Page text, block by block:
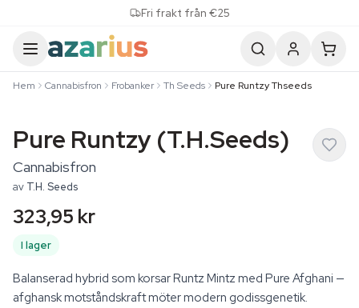
Fri frakt från €25
Hem Cannabisfron Frobanker Th Seeds Pure Runtzy Thseeds
Pure Runtzy (T.H.Seeds)
Cannabisfron
av T.H. Seeds
323,95 kr
I lager
Balanserad hybrid som korsar Runtz Mintz med Pure Afghani —
afghansk motståndskraft möter modern godissgenetik.